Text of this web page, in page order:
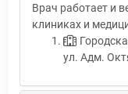
Врач работает и
клиниках и
ул. Адм.